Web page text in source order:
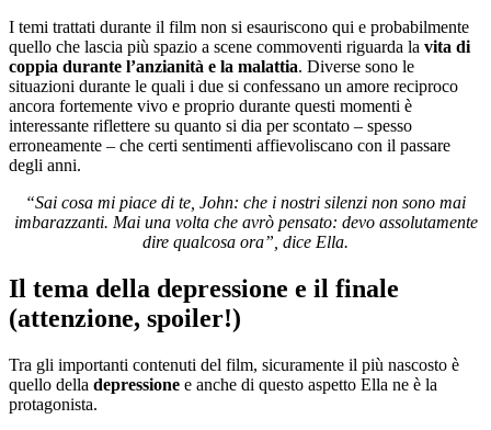
I temi trattati durante il film non si esauriscono qui e probabilmente
quello che lascia più spazio a scene commoventi riguarda la vita di
coppia durante l’anzianità e la malattia. Diverse sono le
situazioni durante le quali i due si confessano un amore reciproco
ancora fortemente vivo e proprio durante questi momenti è
interessante riflettere su quanto si dia per scontato – spesso
erroneamente – che certi sentimenti affievoliscano con il passare
degli anni.
“Sai cosa mi piace di te, John: che i nostri silenzi non sono mai
imbarazzanti. Mai una volta che avrò pensato: devo assolutamente
dire qualcosa ora”, dice Ella.
Il tema della depressione e il finale
(attenzione, spoiler!)
Tra gli importanti contenuti del film, sicuramente il più nascosto è
quello della depressione e anche di questo aspetto Ella ne è la
protagonista.